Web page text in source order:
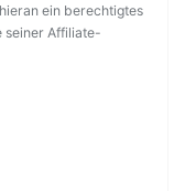
ein berechtigtes
seiner Affiliate-